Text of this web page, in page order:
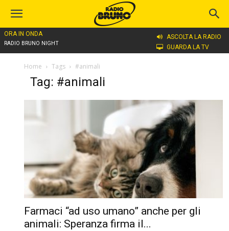
ORA IN ONDA
RADIO BRUNO NIGHT
ASCOLTA LA RADIO
GUARDA LA TV
Home Tags #animali
Tag: #animali
Farmaci “ad uso umano” anche per gli
animali: Speranza firma il...